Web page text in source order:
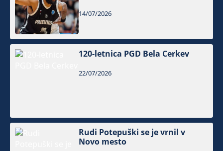
14/07/2026
120-letnica PGD Bela Cerkev
22/07/2026
Rudi Potepuški se je vrnil v
Novo mesto